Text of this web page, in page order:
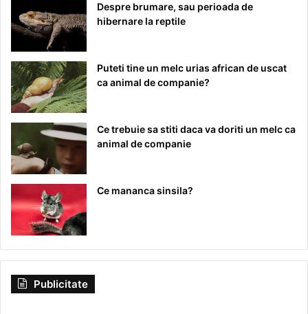
Despre brumare, sau perioada de
hibernare la reptile
Puteti tine un melc urias african de uscat
ca animal de companie?
Ce trebuie sa stiti daca va doriti un melc ca
animal de companie
Ce mananca sinsila?
Publicitate